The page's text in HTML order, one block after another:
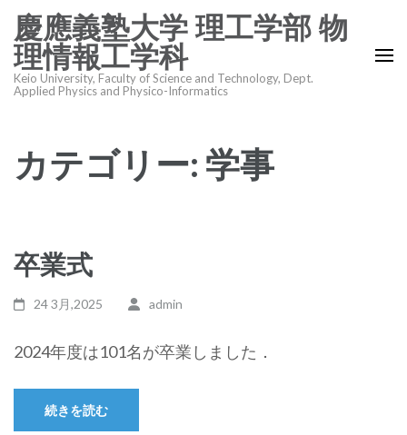
ン
テ
ン
(Enter
押
慶應義塾大学 理工学部 物
理情報工学科
Keio University, Faculty of Science and Technology, Dept.
Applied Physics and Physico-Informatics
カテゴリー: 学事
卒業式
24 3月,2025 admin
2024年度は101名が卒業しました．
続きを読む